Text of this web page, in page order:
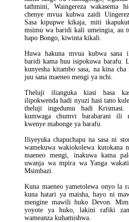
tathmini, Waingereza wakasema
chenye mvua kubwa zaidi
Sasa kipupwe kikaja, miti
msimu wa baridi kali umeingia, au
hapo Bongo, kiwinta kikali.
Huwa hakuna mvua kubwa sana
baridi kama huu isipokuwa barafu.
kunyesha kitambo sasa, na kina
juu sana maeneo mengi ya nchi.
Theluji ilianguka kiasi hasa
ilipokwenda hadi nyuzi hasi tano
theluji ingedumu hadi Krismasi.
kumwaga chumvi barabarani ili
kwenye mabonge ya barafu.
Iliyeyuka chapuchapu na sasa ni
wamekuwa wakiokolewa kutokana
maeneo mengi, inakuwa kama
uwanja wa mpira wa Yanga
Msimbazi.
Kuna maeneo yametolewa onyo la
kuna hatari ya maisha, hayo ni
mengine mawili huko Devon.
yoyote ya huko, lakini rafiki
wameanza kuhamishwa.